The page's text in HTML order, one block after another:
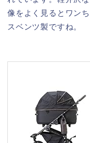
像をよく見るとワン
スベンツ製ですね。